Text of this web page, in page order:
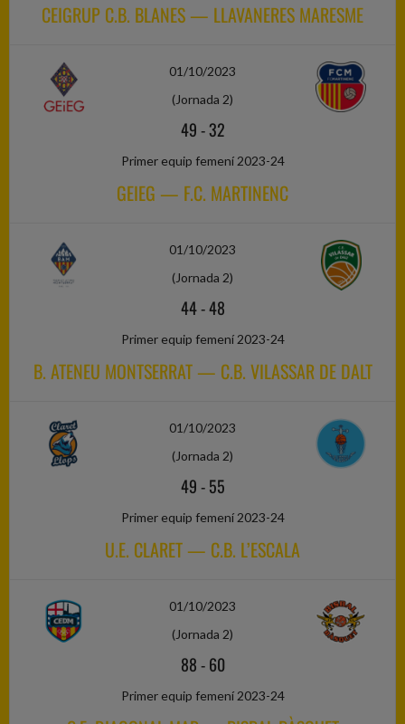
CEIGRUP C.B. BLANES — LLAVANERES MARESME
01/10/2023
(Jornada 2)
49-32
Primer equip femení 2023-24
GEIEG — F.C. MARTINENC
01/10/2023
(Jornada 2)
44-48
Primer equip femení 2023-24
B. ATENEU MONTSERRAT — C.B. VILASSAR DE DALT
01/10/2023
(Jornada 2)
49-55
Primer equip femení 2023-24
U.E. CLARET — C.B. L’ESCALA
01/10/2023
(Jornada 2)
88-60
Primer equip femení 2023-24